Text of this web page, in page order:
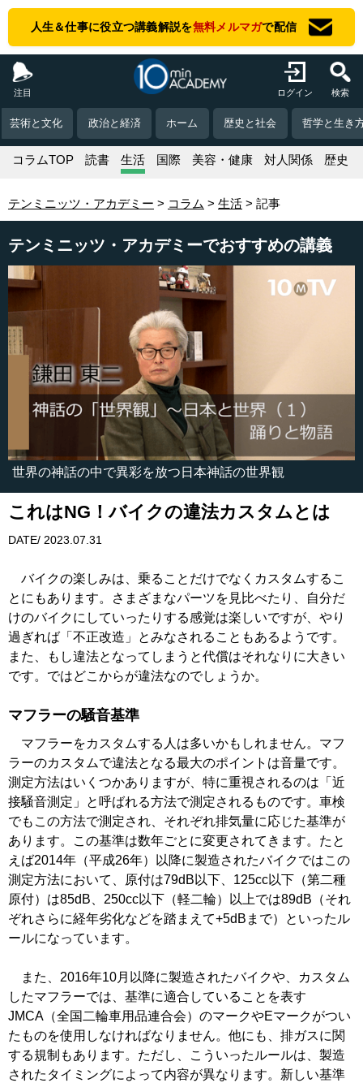
人生＆仕事に役立つ講義解説を無料メルマガで配信
注目 ログイン 検索
芸術と文化 政治と経済 ホーム 歴史と社会 哲学と生き
コラムTOP 読書 生活 国際 美容・健康 対人関係 歴史
テンミニッツ・アカデミー コラム 生活 記事
テンミニッツ・アカデミーでおすすめの講義
世界の神話の中で異彩を放つ日本神話の世界観
これはNG！バイクの違法カスタムとは
DATE/ 2023.07.31
バイクの楽しみは、乗ることだけでなくカスタムするこ
とにもあります。さまざまなパーツを見比べたり、自分だ
けのバイクにしていったりする感覚は楽しいですが、やり
過ぎれば「不正改造」とみなされることもあるようです。
また、もし違法となってしまうと代償はそれなりに大きい
です。ではどこからが違法なのでしょうか。
マフラーの騒音基準
マフラーをカスタムする人は多いかもしれません。マフ
ラーのカスタムで違法となる最大のポイントは音量です。
測定方法はいくつかありますが、特に重視されるのは「近
接騒音測定」と呼ばれる方法で測定されるものです。車検
でもこの方法で測定され、それぞれ排気量に応じた基準が
あります。この基準は数年ごとに変更されてきます。たと
えば2014年（平成26年）以降に製造されたバイクではこの
測定方法において、原付は79dB以下、125cc以下（第二種
原付）は85dB、250cc以下（軽二輪）以上では89dB（それ
ぞれさらに経年劣化などを踏まえて+5dBまで）といったル
ールになっています。
また、2016年10月以降に製造されたバイクや、カスタム
したマフラーでは、基準に適合していることを表す
JMCA（全国二輪車用品連合会）のマークやEマークがつい
たものを使用しなければなりません。他にも、排ガスに関
する規制もあります。ただし、こういったルールは、製造
されたタイミングによって内容が異なります。新しい基準